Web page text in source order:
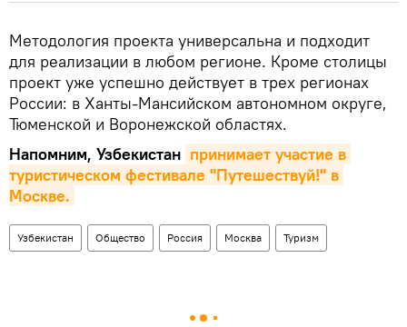
Методология проекта универсальна и подходит
для реализации в любом регионе. Кроме столицы
проект уже успешно действует в трех регионах
России: в Ханты-Мансийском автономном округе,
Тюменской и Воронежской областях.
Напомним, Узбекистан принимает участие в
туристическом фестивале "Путешествуй!" в
Москве.
Узбекистан Общество Россия Москва Туризм